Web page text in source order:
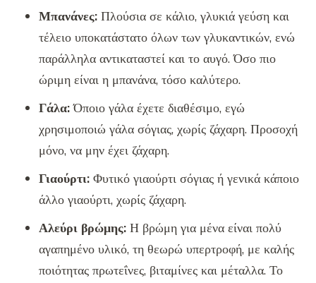
Μπανάνες: Πλούσια σε κάλιο, γλυκιά γεύση και
τέλειο υποκατάστατο όλων των γλυκαντικών, ενώ
παράλληλα αντικαταστεί και το αυγό. Όσο πιο
ώριμη είναι η μπανάνα, τόσο καλύτερο.
Γάλα:Όποιο γάλα έχετε διαθέσιμο, εγώ
χρησιμοποιώ γάλα σόγιας, χωρίς ζάχαρη. Προσοχή
μόνο, να μην έχει ζάχαρη.
Γιαούρτι: Φυτικό γιαούρτι σόγιας ή γενικά κάποιο
άλλο γιαούρτι, χωρίς ζάχαρη.
Αλεύρι βρώμης: Η βρώμη για μένα είναι πολύ
αγαπημένο υλικό, τη θεωρώ υπερτροφή, με καλής
ποιότητας πρωτεΐνες, βιταμίνες και μέταλλα. Το